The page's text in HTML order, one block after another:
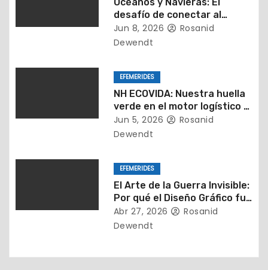
e
d
s
desafío de conectar al
mundo sin dejar huella.
Jun 8, 2026
Rosanid
Dewendt
EFEMERIDES
NH ECOVIDA: Nuestra huella
verde en el motor logístico y
comercial de la región
Jun 5, 2026
Rosanid
Dewendt
EFEMERIDES
El Arte de la Guerra Invisible:
Por qué el Diseño Gráfico fue
el Mejor Aliado en el Mar
Abr 27, 2026
Rosanid
Dewendt